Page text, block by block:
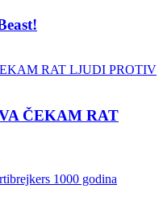
ČEKAM RAT